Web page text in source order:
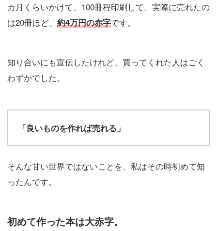
カ月くらいかけて、100冊程印刷して、実際に売れたの
は20冊ほど。 約4万円の赤字です。
知り合いにも宣伝したけれど、買ってくれた人はごく
わずかでした。
「良いものを作れば売れる」
そんな甘い世界ではないことを、私はその時初めて知
ったんです。
初めて作った本は大赤字。